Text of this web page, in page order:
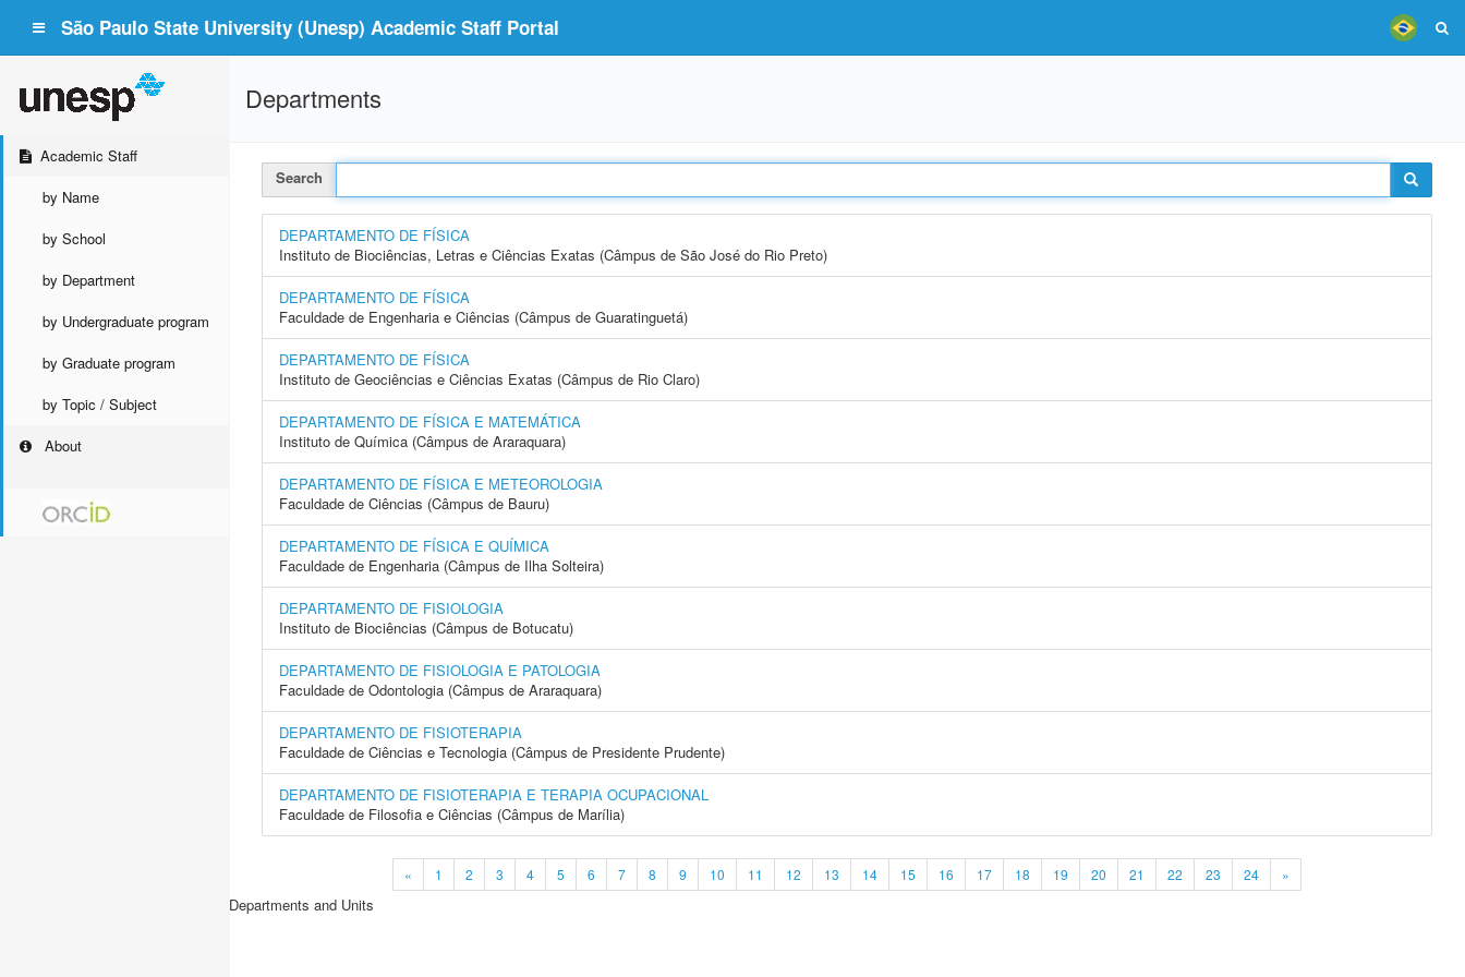
São Paulo State University (Unesp) Academic Staff Portal
Academic Staff
by Name
by School
by Department
by Undergraduate program
by Graduate program
by Topic / Subject
About
Departments
Search
DEPARTAMENTO DE FÍSICA
Instituto de Biociências, Letras e Ciências Exatas (Câmpus de São José do Rio Preto)
DEPARTAMENTO DE FÍSICA
Faculdade de Engenharia e Ciências (Câmpus de Guaratinguetá)
DEPARTAMENTO DE FÍSICA
Instituto de Geociências e Ciências Exatas (Câmpus de Rio Claro)
DEPARTAMENTO DE FÍSICA E MATEMÁTICA
Instituto de Química (Câmpus de Araraquara)
DEPARTAMENTO DE FÍSICA E METEOROLOGIA
Faculdade de Ciências (Câmpus de Bauru)
DEPARTAMENTO DE FÍSICA E QUÍMICA
Faculdade de Engenharia (Câmpus de Ilha Solteira)
DEPARTAMENTO DE FISIOLOGIA
Instituto de Biociências (Câmpus de Botucatu)
DEPARTAMENTO DE FISIOLOGIA E PATOLOGIA
Faculdade de Odontologia (Câmpus de Araraquara)
DEPARTAMENTO DE FISIOTERAPIA
Faculdade de Ciências e Tecnologia (Câmpus de Presidente Prudente)
DEPARTAMENTO DE FISIOTERAPIA E TERAPIA OCUPACIONAL
Faculdade de Filosofia e Ciências (Câmpus de Marília)
« 1 2 3 4 5 6 7 8 9 10 11 12 13 14 15 16 17 18 19 20 21 22 23 24 »
Departments and Units